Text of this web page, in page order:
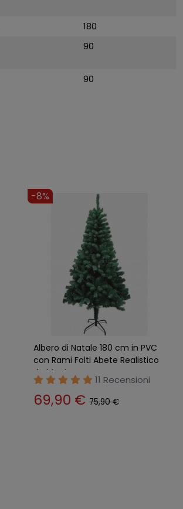
180
90
90
-12%
Lucine di Natale Cavo 13,5 mt
Decorazione con 300 Led
Bianco Freddo
22 Recensioni
36,90 € 41,90 €